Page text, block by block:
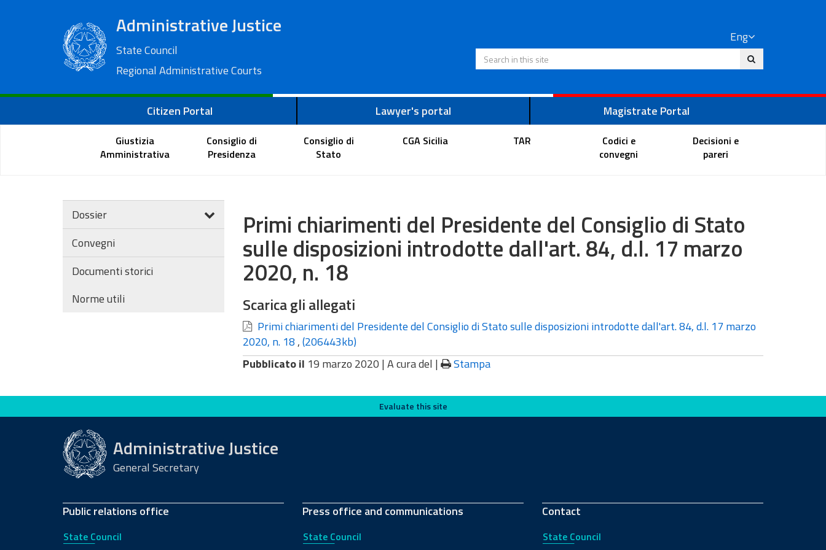
Administrative Justice
State Council
Regional Administrative Courts
Eng
Search in this site
Citizen Portal Lawyer's portal Magistrate Portal
Giustizia
Amministrativa
Consiglio di
Presidenza
Consiglio di
Stato
CGA Sicilia TAR
Codici e
convegni
Decisioni e
pareri
Dossier
Convegni
Documenti storici
Norme utili
Primi chiarimenti del Presidente del Consiglio di Stato
sulle disposizioni introdotte dall'art. 84, d.l. 17 marzo
2020, n. 18
Scarica gli allegati
Primi chiarimenti del Presidente del Consiglio di Stato sulle disposizioni introdotte dall'art. 84, d.l. 17 marzo
2020, n. 18 ,(206443kb)
Pubblicato il 19 marzo 2020 | A cura del | Stampa
Evaluate this site Evaluate this site
Administrative Justice
General Secretary
Public relations office
State Council
Press office and communications
State Council
Contact
State Council